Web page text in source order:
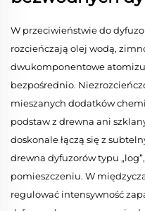
W przeciwieństwie do
rozcieńczają olej wodą,
dwukomponentowe
bezpośrednio.
mieszanych dodatków
podstaw z drewna ani
doskonale łączą się z
drewna dyfuzorów typu
pomieszczeniu. W
regulować intensywność